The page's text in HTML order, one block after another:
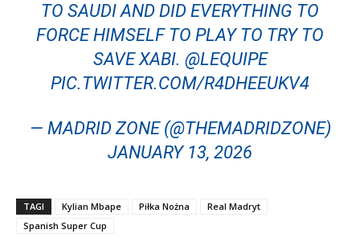
TO SAUDI AND DID EVERYTHING TO
FORCE HIMSELF TO PLAY TO TRY TO
SAVE XABI. @LEQUIPE
PIC.TWITTER.COM/R4DHEEUKV4
— MADRID ZONE (@THEMADRIDZONE)
JANUARY 13, 2026
TAGI Kylian Mbape Piłka Nożna
Real Madryt
Spanish Super Cup